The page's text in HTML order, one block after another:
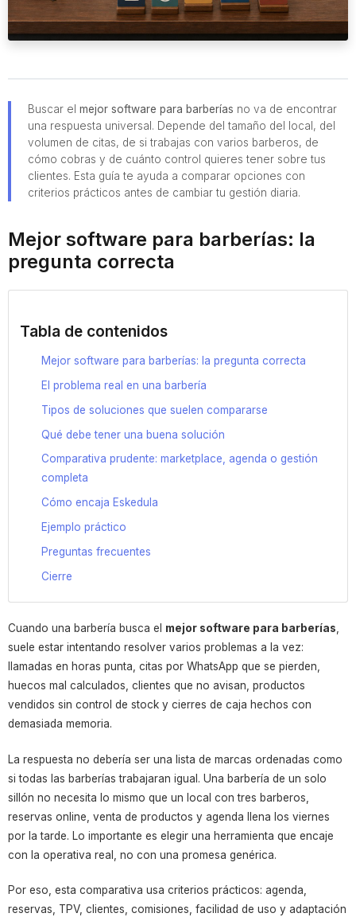
Buscar el mejor software para barberías no va de encontrar
una respuesta universal. Depende del tamaño del local, del
volumen de citas, de si trabajas con varios barberos, de
cómo cobras y de cuánto control quieres tener sobre tus
clientes. Esta guía te ayuda a comparar opciones con
criterios prácticos antes de cambiar tu gestión diaria.
Mejor software para barberías: la
pregunta correcta
Tabla de contenidos
Mejor software para barberías: la pregunta correcta
El problema real en una barbería
Tipos de soluciones que suelen compararse
Qué debe tener una buena solución
Comparativa prudente: marketplace, agenda o gestión
completa
Cómo encaja Eskedula
Ejemplo práctico
Preguntas frecuentes
Cierre
Cuando una barbería busca el mejor software para barberías,
suele estar intentando resolver varios problemas a la vez:
llamadas en horas punta, citas por WhatsApp que se pierden,
huecos mal calculados, clientes que no avisan, productos
vendidos sin control de stock y cierres de caja hechos con
demasiada memoria.
La respuesta no debería ser una lista de marcas ordenadas como
si todas las barberías trabajaran igual. Una barbería de un solo
sillón no necesita lo mismo que un local con tres barberos,
reservas online, venta de productos y agenda llena los viernes
por la tarde. Lo importante es elegir una herramienta que encaje
con la operativa real, no con una promesa genérica.
Por eso, esta comparativa usa criterios prácticos: agenda,
reservas, TPV, clientes, comisiones, facilidad de uso y adaptación